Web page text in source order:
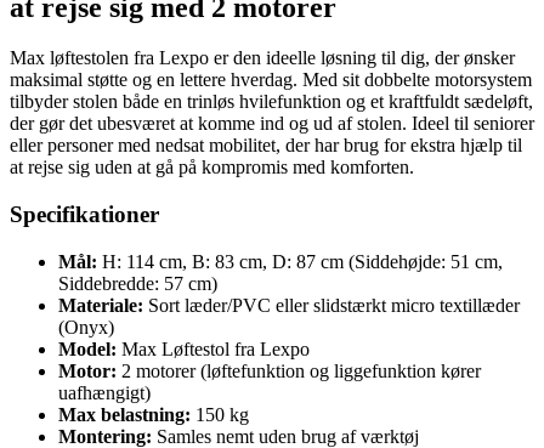
at rejse sig med 2 motorer
Max løftestolen fra Lexpo er den ideelle løsning til dig, der ønsker
maksimal støtte og en lettere hverdag. Med sit dobbelte motorsystem
tilbyder stolen både en trinløs hvilefunktion og et kraftfuldt sædeløft,
der gør det ubesværet at komme ind og ud af stolen. Ideel til seniorer
eller personer med nedsat mobilitet, der har brug for ekstra hjælp til
at rejse sig uden at gå på kompromis med komforten.
Specifikationer
Mål: H: 114 cm, B: 83 cm, D: 87 cm (Siddehøjde: 51 cm,
Siddebredde: 57 cm)
Materiale: Sort læder/PVC eller slidstærkt micro textillæder
(Onyx)
Model: Max Løftestol fra Lexpo
Motor: 2 motorer (løftefunktion og liggefunktion kører
uafhængigt)
Max belastning: 150 kg
Montering: Samles nemt uden brug af værktøj